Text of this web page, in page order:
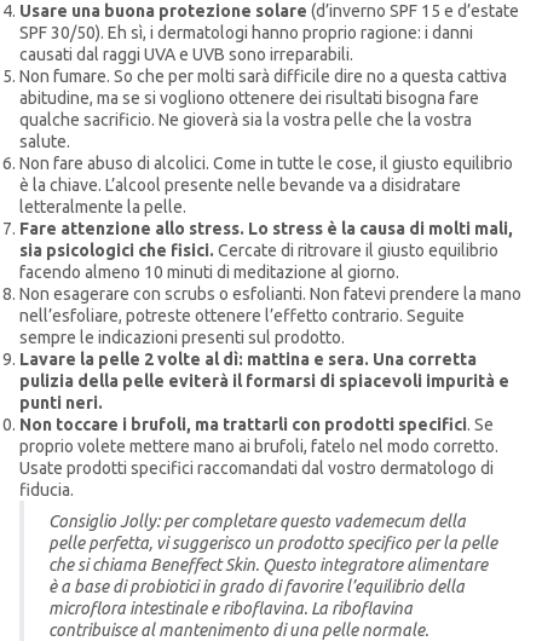
Usare una buona protezione solare (d’inverno SPF 15 e d’estate
SPF 30/50). Eh sì, i dermatologi hanno proprio ragione: i danni
causati dal raggi UVA e UVB sono irreparabili.
Non fumare. So che per molti sarà difficile dire no a questa cattiva
abitudine, ma se si vogliono ottenere dei risultati bisogna fare
qualche sacrificio. Ne gioverà sia la vostra pelle che la vostra
salute.
Non fare abuso di alcolici. Come in tutte le cose, il giusto equilibrio
è la chiave. L’alcool presente nelle bevande va a disidratare
letteralmente la pelle.
Fare attenzione allo stress. Lo stress è la causa di molti mali,
sia psicologici che fisici. Cercate di ritrovare il giusto equilibrio
facendo almeno 10 minuti di meditazione al giorno.
Non esagerare con scrubs o esfolianti. Non fatevi prendere la mano
nell’esfoliare, potreste ottenere l’effetto contrario. Seguite
sempre le indicazioni presenti sul prodotto.
Lavare la pelle 2 volte al dì: mattina e sera. Una corretta
pulizia della pelle eviterà il formarsi di spiacevoli impurità e
punti neri.
Non toccare i brufoli, ma trattarli con prodotti specifici. Se
proprio volete mettere mano ai brufoli, fatelo nel modo corretto.
Usate prodotti specifici raccomandati dal vostro dermatologo di
fiducia.
Consiglio Jolly: per completare questo vademecum della
pelle perfetta, vi suggerisco un prodotto specifico per la pelle
che si chiama Beneffect Skin. Questo integratore alimentare
è a base di probiotici in grado di favorire l’equilibrio della
microflora intestinale e riboflavina. La riboflavina
contribuisce al mantenimento di una pelle normale.